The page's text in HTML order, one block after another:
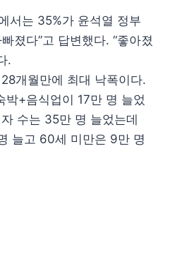
서는 35%가 윤석열 정부
졌다”고 답변했다. “좋아졌
.
개월만에 최대 낙폭이다.
박+음식업이 17만 명 늘었
수는 35만 명 늘었는데
늘고 60세 미만은 9만 명